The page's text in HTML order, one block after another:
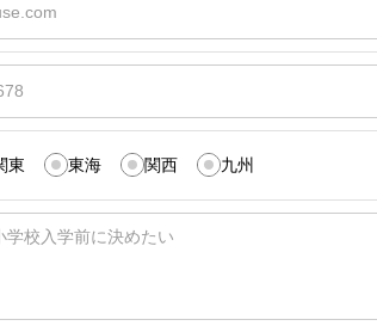
東 東海 関西 九州